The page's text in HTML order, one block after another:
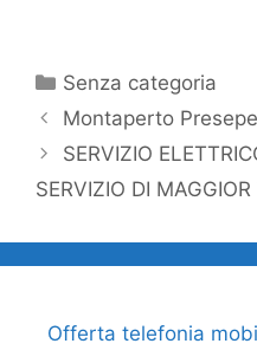
Categorie
Senza categoria
Montaperto
SERVIZIO
SERVIZIO DI
Offerta telefonia